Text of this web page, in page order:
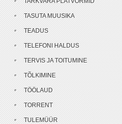
TASUTA MUUSIKA
TEADUS
TELEFONI HALDUS
TERVIS JA TOITUMINE
TÕLKIMINE
TÖÖLAUD
TORRENT
TULEMÜÜR